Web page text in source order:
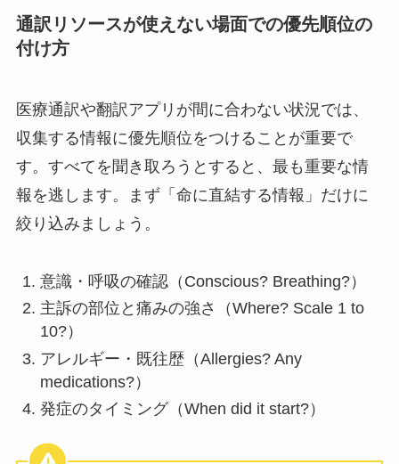
通訳リソースが使えない場面での優先順位の
付け方
医療通訳や翻訳アプリが間に合わない状況では、
収集する情報に優先順位をつけることが重要で
す。すべてを聞き取ろうとすると、最も重要な情
報を逃します。まず「命に直結する情報」だけに
絞り込みましょう。
意識・呼吸の確認（Conscious? Breathing?）
主訴の部位と痛みの強さ（Where? Scale 1 to
10?）
アレルギー・既往歴（Allergies? Any
medications?）
発症のタイミング（When did it start?）